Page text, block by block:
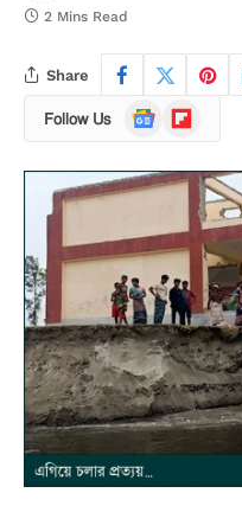
2 Mins Read
Share
Follow Us
Google
News
Flipboard